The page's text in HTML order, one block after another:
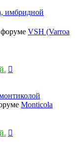
имбридной
VSH (Varroa
Monticola